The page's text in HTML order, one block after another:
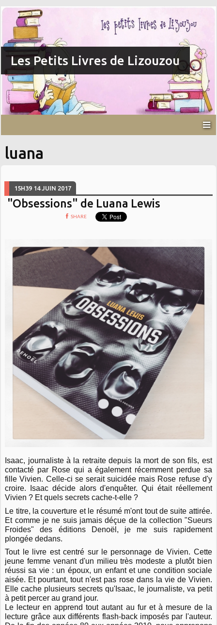
Les Petits Livres de Lizouzou
luana
15H39 14 JUIN 2017
"Obsessions" de Luana Lewis
SHARE
Isaac, journaliste à la retraite depuis la mort de son fils, est
contacté par Rose qui a également récemment perdue sa
fille Vivien. Celle-ci se serait suicidée mais Rose refuse d'y
croire. Isaac décide alors d'enquêter. Qui était réellement
Vivien ? Et quels secrets cache-t-elle ?
Le titre, la couverture et le résumé m'ont tout de suite attirée.
Et comme je ne suis jamais déçue de la collection "Sueurs
Froides" des éditions Denoël, je me suis rapidement
plongée dedans.
Tout le livre est centré sur le personnage de Vivien. Cette
jeune femme venant d'un milieu très modeste a plutôt bien
réussi sa vie : un époux, un enfant et une condition sociale
aisée. Et pourtant, tout n'est pas rose dans la vie de Vivien.
Elle cache plusieurs secrets qu'Isaac, le journaliste, va petit
à petit percer au grand jour.
Le lecteur en apprend tout autant au fur et à mesure de la
lecture grâce aux différents flash-back imposés par l'auteur.